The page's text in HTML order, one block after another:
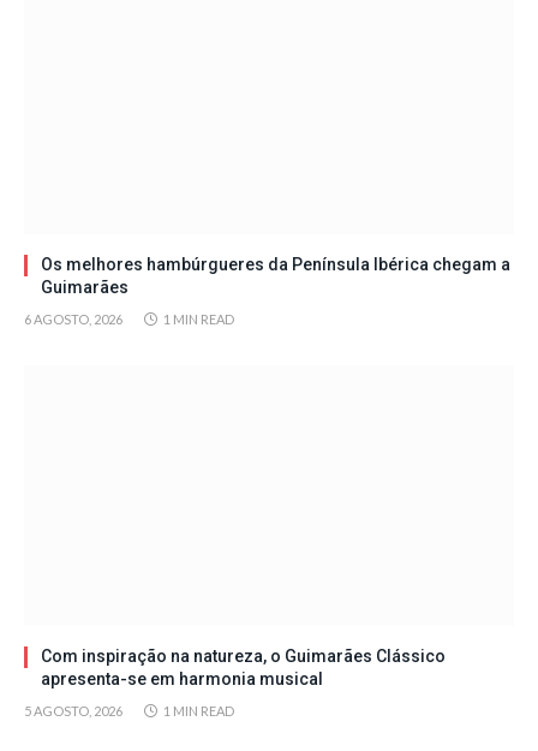
Os melhores hambúrgueres da Península Ibérica chegam a
Guimarães
6 AGOSTO, 2026 1 MIN READ
Com inspiração na natureza, o Guimarães Clássico
apresenta-se em harmonia musical
5 AGOSTO, 2026 1 MIN READ